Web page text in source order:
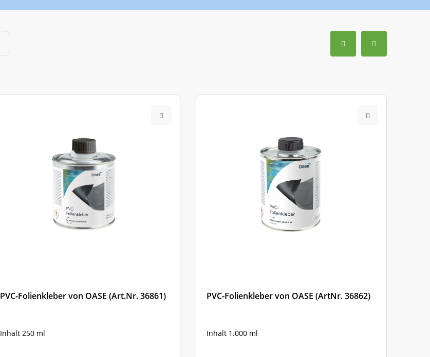
PVC-Folienkleber von OASE (Art.Nr. 36861)
Inhalt 250 ml
PVC-Folienkleber von OASE (ArtNr. 36862)
Inhalt 1.000 ml